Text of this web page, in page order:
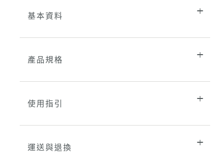
基本資料
產品規格
使用指引
運送與退換